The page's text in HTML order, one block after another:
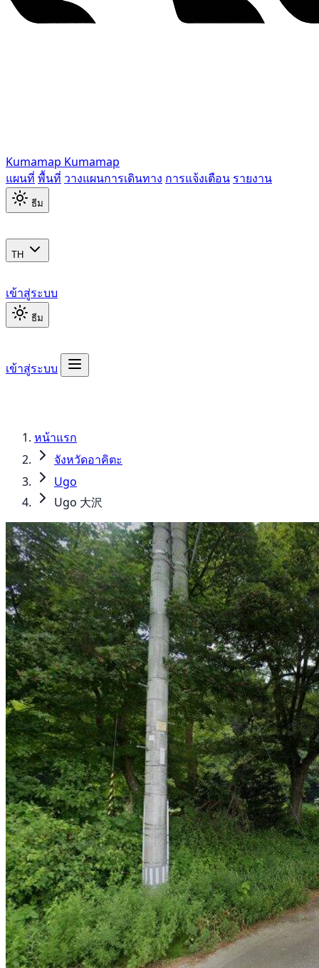
Kumamap Kumamap
แผนที่ พื้นที่ วางแผนการเดินทาง การแจ้งเตือน รายงาน
ธีม
TH
เข้าสู่ระบบ
ธีม
เข้าสู่ระบบ
หน้าแรก
จังหวัดอาคิตะ
Ugo
Ugo 大沢